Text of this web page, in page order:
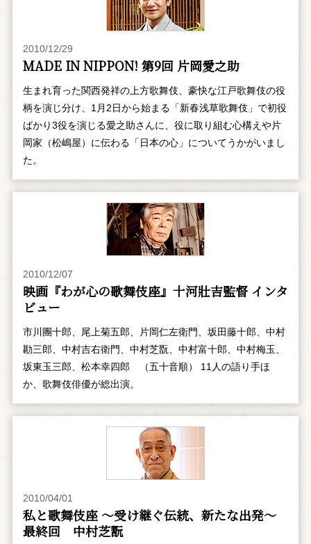
2010/12/29
MADE IN NIPPON! 第9回 片岡愛之助
生まれ育った関西発祥の上方歌舞伎、豪快な江戸歌舞伎の役
柄を演じ分け、1月2日から始まる「新春浅草歌舞伎」で初役
ばかり3役を演じる愛之助さんに、役に取り組む心構えや片
岡家（松嶋屋）に伝わる「日本の心」についてうかがいまし
た。
2010/12/07
映画『わが心の歌舞伎座』十河壯吉監督 インタ
ビュー
市川團十郎、尾上菊五郎、片岡仁左衛門、坂田藤十郎、中村
勘三郎、中村吉右衛門、中村芝翫、中村富十郎、中村梅玉、
坂東玉三郎、松本幸四郎 （五十音順） 11人の語り手ほ
か、歌舞伎俳優が総出演。
2010/04/01
私と歌舞伎座 ～受け継ぐ伝統、新たな出発～
最終回 中村芝翫